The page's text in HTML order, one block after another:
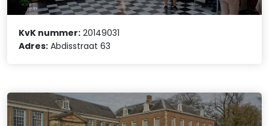
KvK nummer: 20149031
Adres: Abdisstraat 63